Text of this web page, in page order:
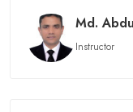
Md.
Instructor